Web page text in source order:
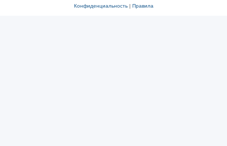
Конфиденциальность| Правила